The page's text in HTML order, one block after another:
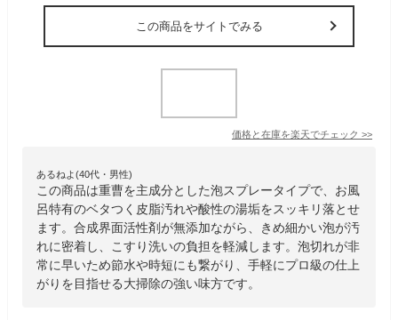
この商品をサイトでみる
価格と在庫を楽天でチェック >>
あるねよ(40代・男性)
この商品は重曹を主成分とした泡スプレータイプで、お風
呂特有のベタつく皮脂汚れや酸性の湯垢をスッキリ落とせ
ます。合成界面活性剤が無添加ながら、きめ細かい泡が汚
れに密着し、こすり洗いの負担を軽減します。泡切れが非
常に早いため節水や時短にも繋がり、手軽にプロ級の仕上
がりを目指せる大掃除の強い味方です。